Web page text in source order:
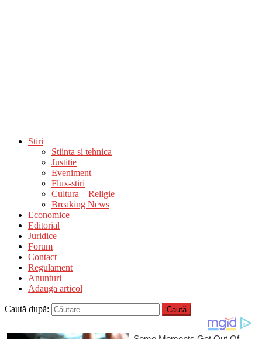
Stiri
Stiinta si tehnica
Justitie
Eveniment
Flux-stiri
Cultura – Religie
Breaking News
Economice
Editorial
Juridice
Forum
Contact
Regulament
Anunturi
Adauga articol
Caută după: